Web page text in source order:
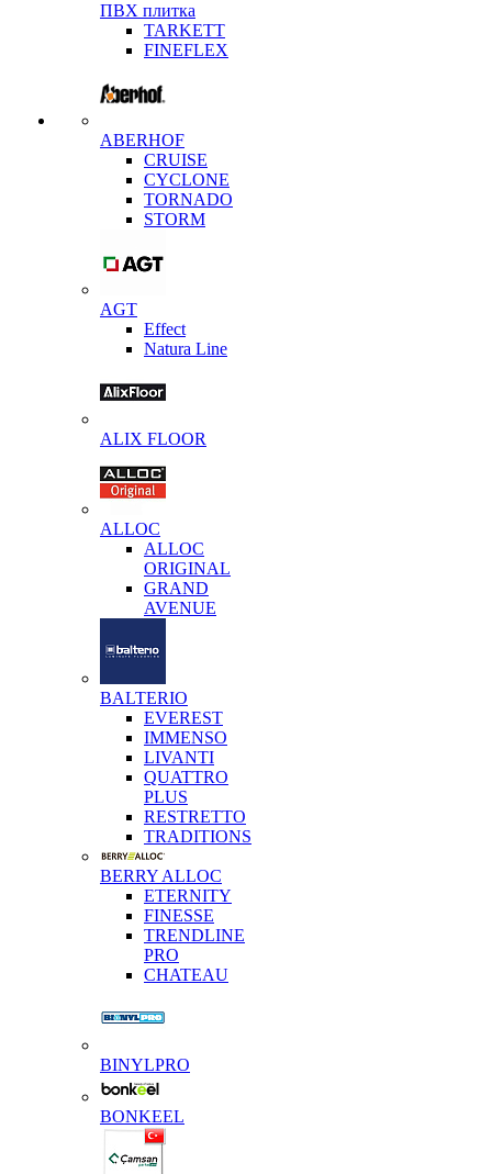
ПВХ плитка
TARKETT
FINEFLEX
ABERHOF
CRUISE
CYCLONE
TORNADO
STORM
AGT
Effect
Natura Line
ALIX FLOOR
ALLOC
ALLOC
ORIGINAL
GRAND
AVENUE
BALTERIO
EVEREST
IMMENSO
LIVANTI
QUATTRO
PLUS
RESTRETTO
TRADITIONS
BERRY ALLOC
ETERNITY
FINESSE
TRENDLINE
PRO
CHATEAU
BINYLPRO
BONKEEL